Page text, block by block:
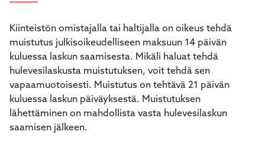
Kiinteistön omistajalla tai haltijalla on oikeus tehdä
muistutus julkisoikeudelliseen maksuun 14 päivän
kuluessa laskun saamisesta. Mikäli haluat tehdä
hulevesilaskusta muistutuksen, voit tehdä sen
vapaamuotoisesti. Muistutus on tehtävä 21 päivän
kuluessa laskun päiväyksestä. Muistutuksen
lähettäminen on mahdollista vasta hulevesilaskun
saamisen jälkeen.